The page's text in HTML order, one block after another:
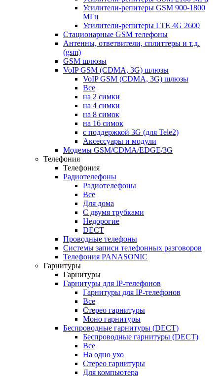
Усилители-репитеры GSM 900-1800
МГц
Усилители-репитеры LTE 4G 2600
Стационарные GSM телефоны
Антенны, ответвители, сплиттеры и т.д.
(gsm)
GSM шлюзы
VoIP GSM (CDMA, 3G) шлюзы
VoIP GSM (CDMA, 3G) шлюзы
Все
на 2 симки
на 4 симки
на 8 симок
на 16 симок
с поддержкой 3G (для Tele2)
Аксессуары и модули
Модемы GSM/CDMA/EDGE/3G
Телефония
Телефония
Радиотелефоны
Радиотелефоны
Все
Для дома
С двумя трубками
Недорогие
DECT
Проводные телефоны
Системы записи телефонных разговоров
Телефония PANASONIC
Гарнитуры
Гарнитуры
Гарнитуры для IP-телефонов
Гарнитуры для IP-телефонов
Все
Стерео гарнитуры
Моно гарнитуры
Беспроводные гарнитуры (DECT)
Беспроводные гарнитуры (DECT)
Все
На одно ухо
Стерео гарнитуры
Для компьютера